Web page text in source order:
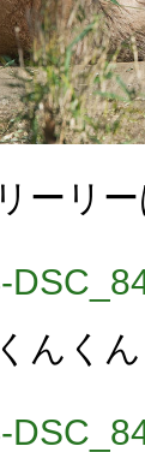
リーリ
くんくん